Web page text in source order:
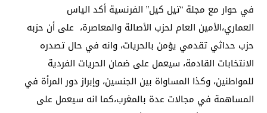
في حوار مع مجلة “تيل كيل” الفرنسية أكد الياس
العماري،الأمين العام لحزب الأصالة والمعاصرة، على أن حزبه
حزب حداثي تقدمي يؤمن بالحريات، وانه في حال تصدره
الانتخابات القادمة، سيعمل على ضمان الحريات الفردية
للمواطنين، وكذا المساواة بين الجنسين، وإبراز دور المرأة في
المساهمة في مجالات عدة بالمغرب،كما انه سيعمل على